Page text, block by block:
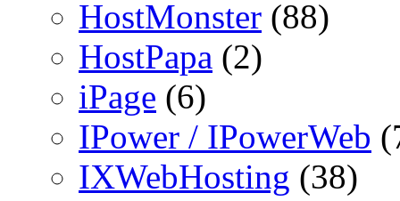
HostMonster (88)
HostPapa (2)
iPage (6)
IPower / IPowerWeb
IXWebHosting (38)